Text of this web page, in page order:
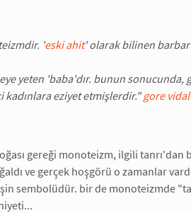
'eski ahit' olarak bilinen barbar
yeten 'baba'dır. bunun sonucunda,
kadınlara eziyet etmişlerdir."gore vidal
gereği monoteizm, ilgili tanrı'dan
ve gerçek hoşgörü o zamanlar
sembolüdür. bir de monoteizmde